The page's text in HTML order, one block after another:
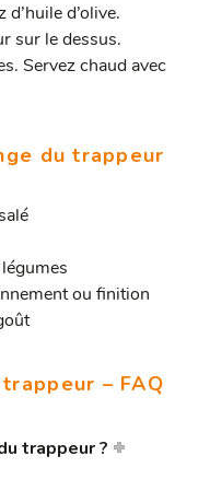
d’olive.
sur le dessus.
Servez chaud avec
du trappeur
ou finition
– FAQ
trappeur ?